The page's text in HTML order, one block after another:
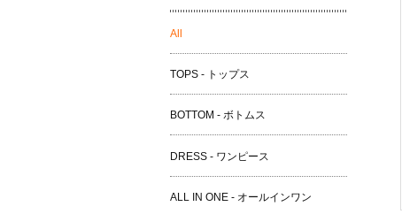
All
TOPS - トップス
BOTTOM - ボトムス
DRESS - ワンピース
ALL IN ONE - オールインワン